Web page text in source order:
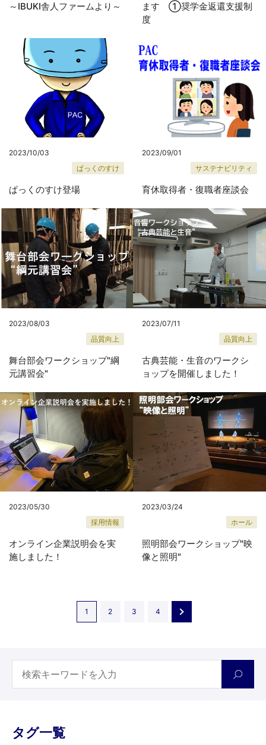
～IBUKI舎人ファームより～
ます ①奨学金返還支援制
度
2023/10/03
ぱっくのすけ
ぱっくのすけ登場
2023/09/01
サステナビリティ
育休取得者・復職者座談会
2023/08/03
品質向上
舞台部会ワークショップ"綱
元講習会"
2023/07/11
品質向上
古典芸能・生音のワークシ
ョップを開催しました！
2023/05/30
採用情報
オンライン企業説明会を実
施しました！
2023/03/24
ホール
照明部会ワークショップ"映
像と照明"
1 2 3 4
タグ一覧